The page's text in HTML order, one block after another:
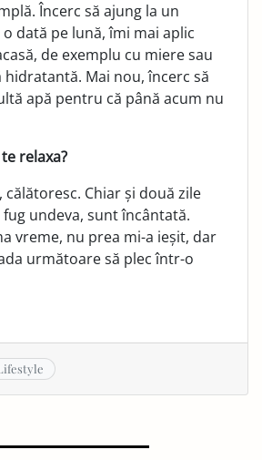
Încerc să ajung la un
dată pe lună, îmi mai aplic
de exemplu cu miere sau
hidratantă. Mai nou, încerc să
apă pentru că până acum nu
relaxa?
călătoresc. Chiar și două zile
fug undeva, sunt încântată.
vreme, nu prea mi-a ieșit, dar
următoare să plec într-o